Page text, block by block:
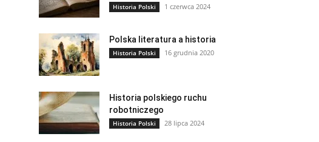
Historia Polski 1 czerwca 2024
Polska literatura a historia
Historia Polski 16 grudnia 2020
Historia polskiego ruchu
robotniczego
Historia Polski 28 lipca 2024